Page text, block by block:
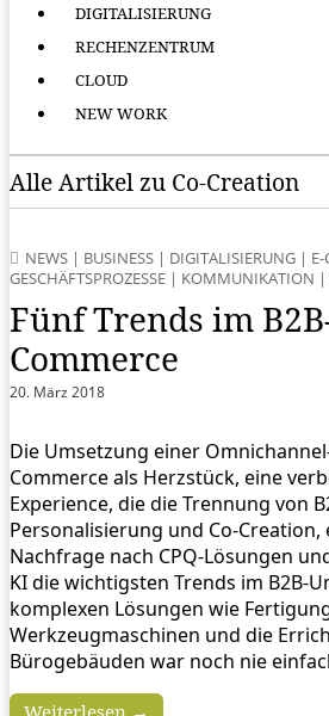
DIGITALISIERUNG
RECHENZENTRUM
CLOUD
NEW WORK
Alle Artikel zu Co-Creation
NEWS | BUSINESS | DIGITALISIERUNG |
GESCHÄFTSPROZESSE | KOMMUNIKATION |
Fünf Trends im
Commerce
20. März 2018
Die Umsetzung einer
Commerce als Herzstück, eine
Experience, die die Trennung von
Personalisierung und Co-Creation,
Nachfrage nach CPQ-Lösungen
KI die wichtigsten Trends im B2B-
komplexen Lösungen wie
Werkzeugmaschinen und die
Bürogebäuden war noch nie